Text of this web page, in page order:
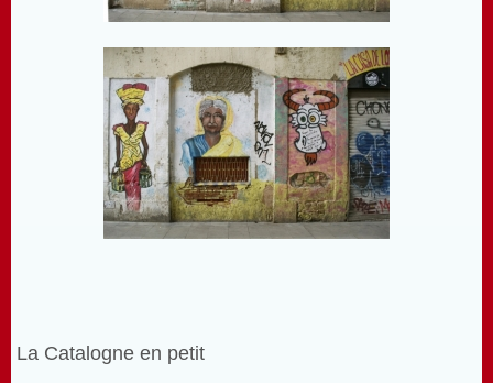
La Catalogne en petit